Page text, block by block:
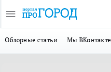
Обзорные статьи Мы ВКонтакте